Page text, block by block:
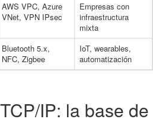
AWS VPC, Azure
VNet, VPN IPsec
Empresas con
infraestructura
mixta
Bluetooth 5.x,
NFC, Zigbee
IoT, wearables,
automatización
IP: la base de